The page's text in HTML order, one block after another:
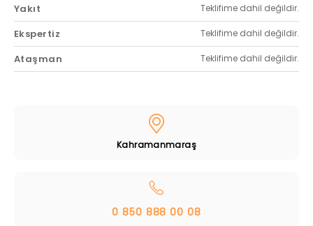
Yakıt Teklifime dahil değildir.
Ekspertiz Teklifime dahil değildir.
Ataşman Teklifime dahil değildir.
Kahramanmaraş
0 850 888 00 08